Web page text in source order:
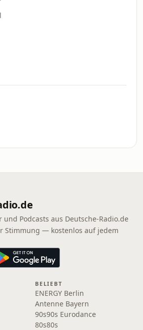
und Podcasts aus Deutsche-Radio.de
Stimmung — kostenlos auf jedem
BELIEBT
ENERGY Berlin
Antenne Bayern
90s90s Eurodance
80s80s